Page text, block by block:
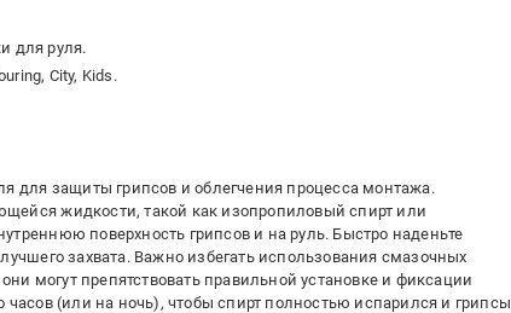
для руля.
City, Kids.
для защиты грипсов и облегчения процесса монтажа.
жидкости, такой как изопропиловый спирт или
поверхность грипсов и на руль. Быстро наденьте
захвата. Важно избегать использования смазочных
могут препятствовать правильной установке и фиксации
часов (или на ночь), чтобы спирт полностью испарился и грипсы